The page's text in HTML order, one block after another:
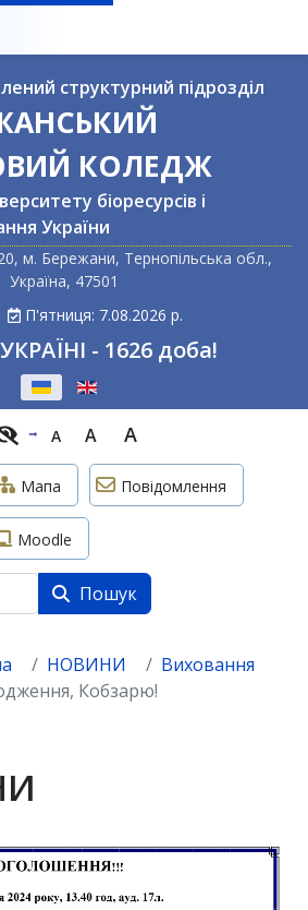
структурний підрозділ
КОЛЕДЖ
біоресурсів і
України
м. Бережани, Тернопільська обл.,
Україна, 47501
П'ятниця: 7.08.2026 р.
- 1626 доба!
A A A
Мапа Повідомлення
Moodle
Пошук
НОВИНИ
Виховання
Кобзарю!